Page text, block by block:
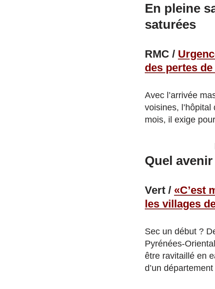
En pleine
saturées
RMC /
des pertes
Avec l’arrivée
voisines,
mois, il exige
Quel
Vert / «C’est
les villages
Sec un début ?
Pyrénées-
être ravitaillé en
d’un